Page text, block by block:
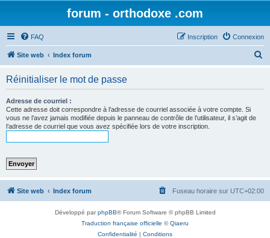
forum - orthodoxe .com
FAQ Connexion
Inscription
Site web Index forum
Réinitialiser le mot de passe
Adresse de courriel :
Cette adresse doit correspondre à l’adresse de courriel associée à votre compte. Si
vous ne l’avez jamais modifiée depuis le panneau de contrôle de l’utilisateur, il s’agit de
l’adresse de courriel que vous avez spécifiée lors de votre inscription.
Site web Index forum Fuseau horaire sur UTC+02:00
Développé parphpBB® Forum Software © phpBB Limited
Traduction française officielle ©Qiaeru
Confidentialité | Conditions